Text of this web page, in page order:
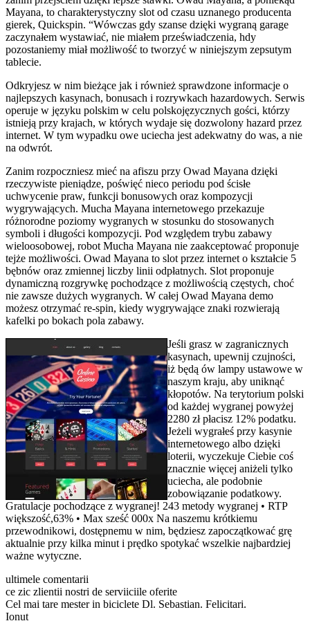
Mayana, to charakterystyczny slot od czasu uznanego producenta
gierek, Quickspin. “Wówczas gdy szanse dzięki wygraną garage
zaczynałem wystawiać, nie miałem przeświadczenia, hdy
pozostaniemy miał możliwość to tworzyć w niniejszym zepsutym
tablecie.
Odkryjesz w nim bieżące jak i również sprawdzone informacje o
najlepszych kasynach, bonusach i rozrywkach hazardowych. Serwis
operuje w języku polskim w celu polskojęzycznych gości, którzy
istnieją przy krajach, w których wydaje się dozwolony hazard przez
internet. W tym wypadku owe uciecha jest adekwatny do was, a nie
na odwrót.
Zanim rozpoczniesz mieć na afiszu przy Owad Mayana dzięki
rzeczywiste pieniądze, poświęć nieco periodu pod ścisłe
uchwycenie praw, funkcji bonusowych oraz kompozycji
wygrywających. Mucha Mayana internetowego przekazuje
różnorodne poziomy wygranych w stosunku do stosowanych
symboli i długości kompozycji. Pod względem trybu zabawy
wieloosobowej, robot Mucha Mayana nie zaakceptować proponuje
tejże możliwości. Owad Mayana to slot przez internet o kształcie 5
bębnów oraz zmiennej liczby linii odpłatnych. Slot proponuje
dynamiczną rozgrywkę pochodzące z możliwością częstych, choć
nie zawsze dużych wygranych. W całej Owad Mayana demo
możesz otrzymać re-spin, kiedy wygrywające znaki rozwierają
kafelki po bokach pola zabawy.
Jeśli grasz w zagranicznych
kasynach, upewnij czujności,
iż będą ów lampy ustawowe w
naszym kraju, aby uniknąć
kłopotów. Na terytorium polski
od każdej wygranej powyżej
2280 zł płacisz 12% podatku.
Jeżeli wygrałeś przy kasynie
internetowego albo dzięki
loterii, wyczekuje Ciebie coś
znacznie więcej aniżeli tylko
uciecha, ale podobnie
zobowiązanie podatkowy.
Gratulacje pochodzące z wygranej! 243 metody wygranej • RTP
większość,63% • Max sześć 000x Na naszemu krótkiemu
przewodnikowi, dostępnemu w nim, będziesz zapoczątkować grę
aktualnie przy kilka minut i prędko spotykać wszelkie najbardziej
ważne wytyczne.
ultimele comentarii
ce zic zlientii nostri de serviiciile oferite
Cel mai tare mester in biciclete Dl. Sebastian. Felicitari.
Ionut